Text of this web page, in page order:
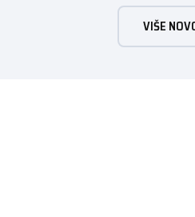
komora pozdravlja odluku
konačnom prijedlogu poreznih
prijedloge HOK-a iznesene
VIŠE